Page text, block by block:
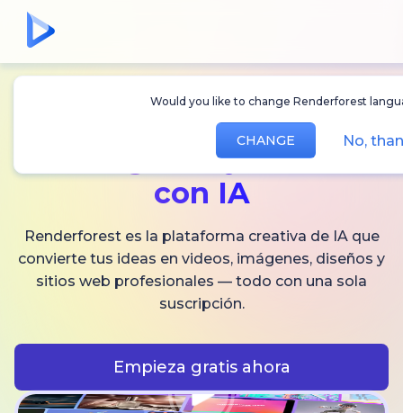
Would you like to change Renderforest
CHANGE No,
videos,
imágenesy audio
con IA
Renderforest es la plataforma creativa de IA que
convierte tus ideas en videos, imágenes, diseños y
sitios web profesionales — todo con una sola
suscripción.
Empieza gratis ahora